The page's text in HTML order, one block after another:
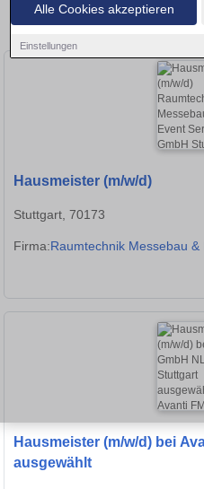
Alle Cookies akzeptieren
Einstellungen
Region und bewerben Sie sich
in
Hausmeister (m/w/d)
Stuttgart, 70173
Firma:Raumtechnik Messebau
Hausmeister (m/w/d) bei
ausgewählt